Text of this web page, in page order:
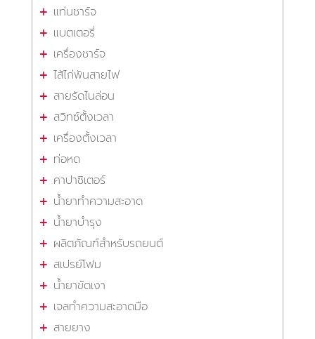
แท่นชาร์จ
แบตเตอรี่
เครื่องชาร์จ
ไส้ไก่พันสายไฟ
สายรัดไนล่อน
สวิทซ์ตั้งเวลา
เครื่องตั้งเวลา
ท่อหด
คาปาซิเตอร์
น้ำยาทำความสะอาด
น้ำยาบำรุง
ผลิตภัณฑ์สำหรับรถยนต์
สเปรย์โฟม
น้ำยาขัดเงา
เจลทำความสะอาดมือ
สายยาง